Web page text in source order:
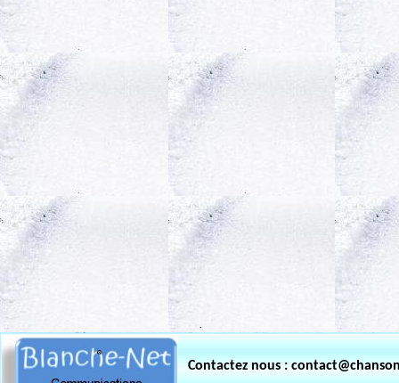
.
Contactez nous :